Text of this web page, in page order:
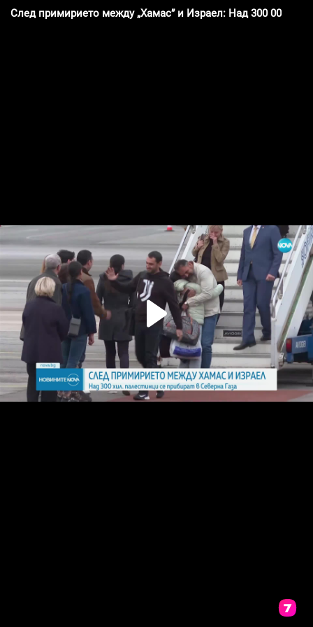
След примирието между „Хамас” и Израел: Над 300 000